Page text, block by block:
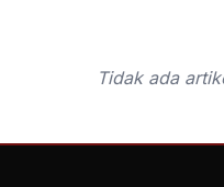
Tidak ada